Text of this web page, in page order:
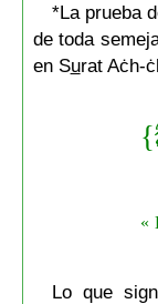
*La prueba
de toda
en Surat Aċh-
Lo que